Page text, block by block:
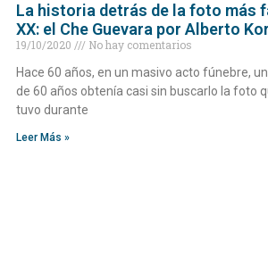
La historia detrás de la foto más
XX: el Che Guevara por Alberto
19/10/2020
No hay comentarios
Hace 60 años, en un masivo acto fúnebre,
de 60 años obtenía casi sin buscarlo la foto
tuvo durante
Leer Más »